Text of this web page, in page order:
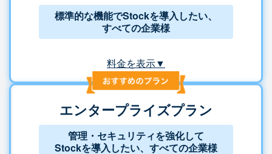
標準的な機能でStockを導入したい、
すべての企業様
料金を表示▼
エンタープライズプラン
管理・セキュリティを強化して
Stockを導入したい、すべての企業様